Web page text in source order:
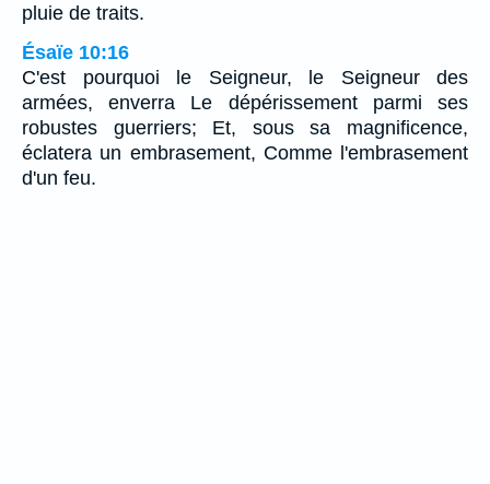
pluie de traits.
Ésaïe 10:16
C'est pourquoi le Seigneur, le Seigneur des
armées, enverra Le dépérissement parmi ses
robustes guerriers; Et, sous sa magnificence,
éclatera un embrasement, Comme l'embrasement
d'un feu.